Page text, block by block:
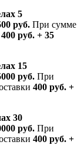
5
руб. При сумме
400 руб. + 35
15
руб. При
400 руб. +
30
руб. При
400 руб. +